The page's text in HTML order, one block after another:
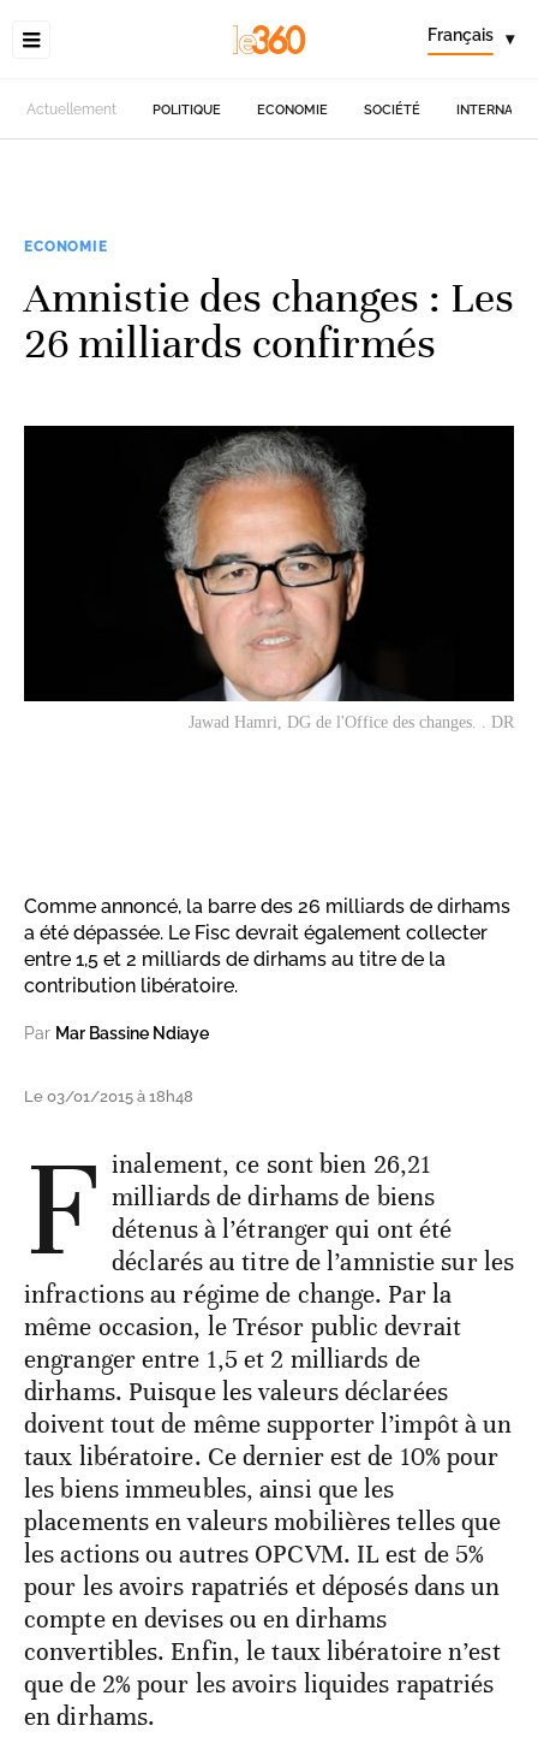
Français ▾
Actuellement POLITIQUE ECONOMIE SOCIÉTÉ
ECONOMIE
Amnistie des changes : Les
26 milliards confirmés
Jawad Hamri, DG de l'Office des changes. . DR
Comme annoncé, la barre des 26 milliards de dirhams
a été dépassée. Le Fisc devrait également collecter
entre 1,5 et 2 milliards de dirhams au titre de la
contribution libératoire.
Par Mar Bassine Ndiaye
Le 03/01/2015 à 18h48
F inalement, ce sont bien 26,21
milliards de dirhams de biens
détenus à l’étranger qui ont été
déclarés au titre de l’amnistie sur les
infractions au régime de change. Par la
même occasion, le Trésor public devrait
engranger entre 1,5 et 2 milliards de
dirhams. Puisque les valeurs déclarées
doivent tout de même supporter l’impôt à un
taux libératoire. Ce dernier est de 10% pour
les biens immeubles, ainsi que les
placements en valeurs mobilières telles que
les actions ou autres OPCVM. IL est de 5%
pour les avoirs rapatriés et déposés dans un
compte en devises ou en dirhams
convertibles. Enfin, le taux libératoire n’est
que de 2% pour les avoirs liquides rapatriés
en dirhams.